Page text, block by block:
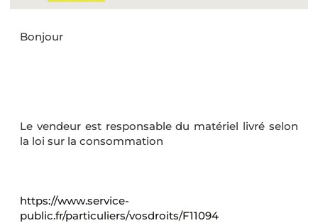
Bonjour
Le vendeur est responsable du matériel livré selon
la loi sur la consommation
https://www.service-
public.fr/particuliers/vosdroits/F11094